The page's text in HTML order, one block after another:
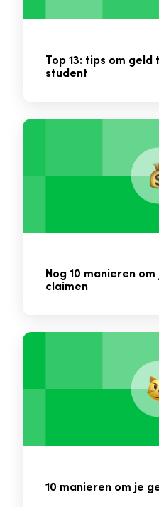
Top 13: tips om
student
Nog 10 manieren
claimen
10 manieren om je